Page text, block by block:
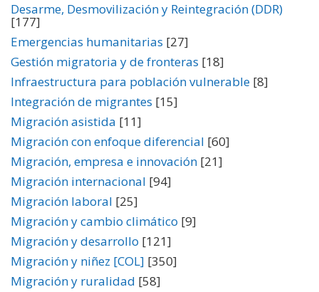
Desarme, Desmovilización y Reintegración (DDR)
[177]
Emergencias humanitarias [27]
Gestión migratoria y de fronteras [18]
Infraestructura para población vulnerable [8]
Integración de migrantes [15]
Migración asistida [11]
Migración con enfoque diferencial [60]
Migración, empresa e innovación [21]
Migración internacional [94]
Migración laboral [25]
Migración y cambio climático [9]
Migración y desarrollo [121]
Migración y niñez [COL] [350]
Migración y ruralidad [58]